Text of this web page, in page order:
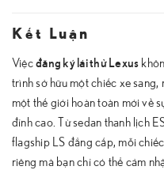
Kết Luận
Việcđăng ký lái thử Lexus
trình sở hữu một chiếc xe
một thế giới hoàn toàn mới về
đỉnh cao. Từ sedan thanh lịch
flagship LS đẳng cấp, mỗi
riêng mà bạn chỉ có thể cảm